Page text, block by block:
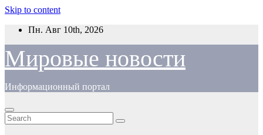
Skip to content
Пн. Авг 10th, 2026
Мировые новости
Информационный портал